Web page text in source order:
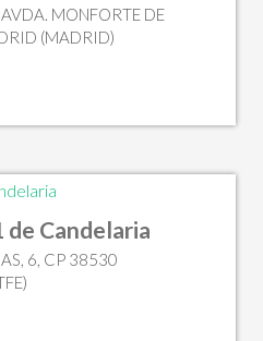
MONFORTE DE
(MADRID)
de Candelaria
6, CP 38530